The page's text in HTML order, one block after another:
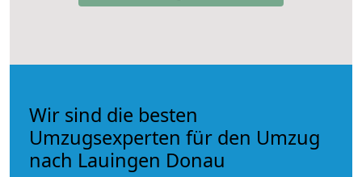
Wir sind die besten
Umzugsexperten für den Umzug
nach Lauingen Donau